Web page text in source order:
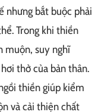
nhưng bắt buộc phải
Trong khi thiền
muộn, suy nghĩ
thở của bản thân.
thiền giúp kiểm
và cải thiện chất